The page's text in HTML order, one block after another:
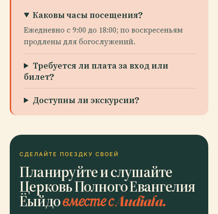
Каковы часы посещения?
Ежедневно с 9:00 до 18:00; по воскресеньям
продлены для богослужений.
Требуется ли плата за вход или
билет?
Доступны ли экскурсии?
СДЕЛАЙТЕ ПОЕЗДКУ СВОЕЙ
Планируйте и слушайте
Церковь Полного Евангелия
Ёыйдовместе с Audiala.